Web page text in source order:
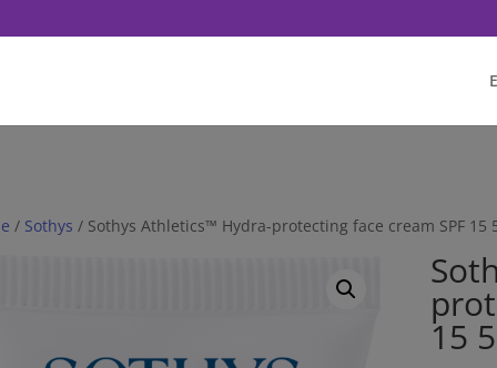
'<1751628081702672>'); fbq('track', 'PageView'); // Once
/ Sothys / Sothys Athletics™ Hydra-protecting face cream SPF 15
15